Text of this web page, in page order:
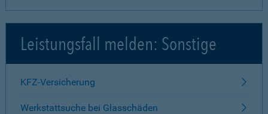
Leistungsfall melden: Sonstige
KFZ-Versicherung
Werkstattsuche bei Glasschäden